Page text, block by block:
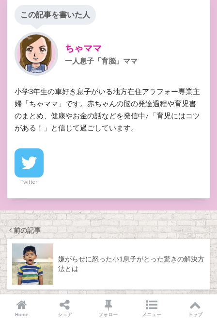
この記事を書いた人
ちゃママ
一人息子「育脳」ママ
小学3年生の車好き息子がいる地方在住アラフォー専業主
婦「ちゃママ」です。赤ちゃんの脳の発達過程や育児書
のまとめ、健康やお金の話などを発信中♪「育児にはコツ
がある！」と信じて過ごしています。
Twitter
前の記事
嫌がらせに怒った小1息子がとった驚きの解決方
法とは
次の記事
Home シェア フォロー メニュー トップ